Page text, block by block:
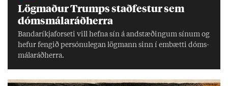
Lög­mað­ur Trumps stað­fest­ur sem
dóms­mála­ráð­herra
Banda­ríkja­for­seti vill hefna sín á and­stæð­ing­um sín­um og
hef­ur feng­ið per­sónu­leg­an lög­mann sinn í embætti dóms­
mála­ráð­herra.